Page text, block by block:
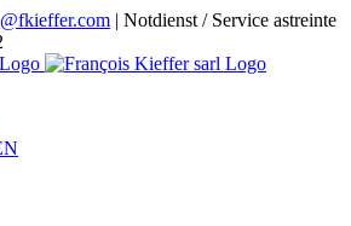
| Notdienst / Service astreinte